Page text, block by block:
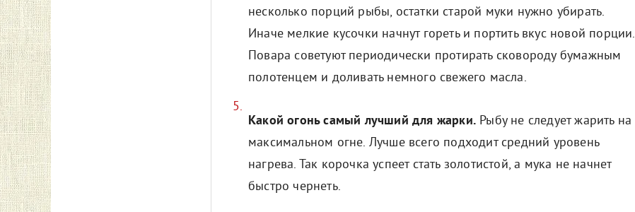
несколько порций рыбы, остатки старой муки нужно убирать.
Иначе мелкие кусочки начнут гореть и портить вкус новой порции.
Повара советуют периодически протирать сковороду бумажным
полотенцем и доливать немного свежего масла.
Какой огонь самый лучший для жарки. Рыбу не следует жарить на
максимальном огне. Лучше всего подходит средний уровень
нагрева. Так корочка успеет стать золотистой, а мука не начнет
быстро чернеть.